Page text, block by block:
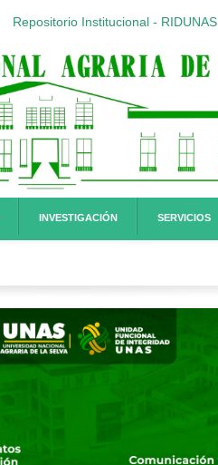
Repositorio Institucional - RIDUNAS
INVESTIGACIÓN SERVICIOS